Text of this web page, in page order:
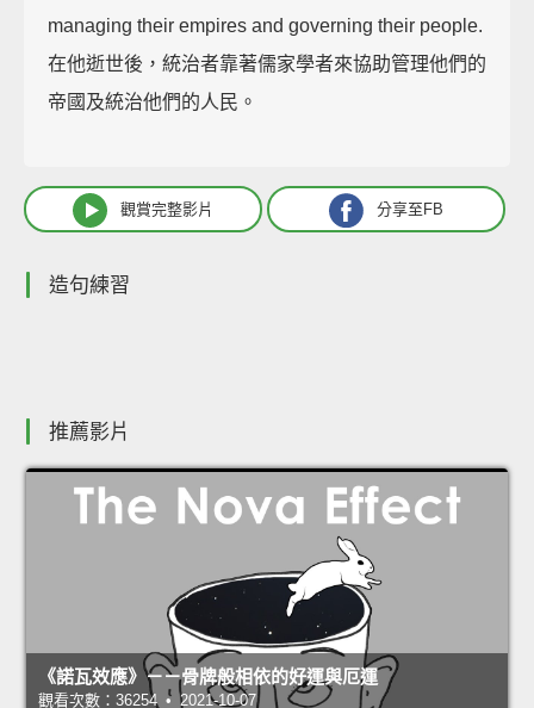
managing their empires and governing their people.
在他逝世後，統治者靠著儒家學者來協助管理他們的
帝國及統治他們的人民。
觀賞完整影片 分享至FB
造句練習
推薦影片
《諾瓦效應》－－骨牌般相依的好運與厄運
觀看次數：36254 • 2021-10-07